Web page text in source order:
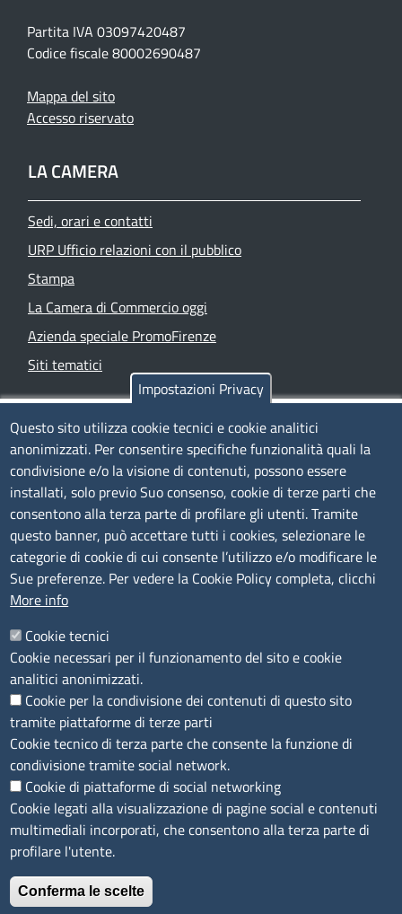
Partita IVA 03097420487
Codice fiscale 80002690487
Mappa del sito
Accesso riservato
LA CAMERA
Sedi, orari e contatti
URP Ufficio relazioni con il pubblico
Stampa
La Camera di Commercio oggi
Azienda speciale PromoFirenze
Siti tematici
TRASPARENZA
Albo Online
Amministrazione trasparente
Bandi e concorsi
Segnalazioni Whistleblowing
Accessibilità
IBAN e pagamenti informatici
Informative privacy e cookie
Verifiche PA
Attuazione misure PNRR
Modulistica
SEGUICI SU
Impostazioni Privacy
Questo sito utilizza cookie tecnici e cookie analitici
anonimizzati. Per consentire specifiche funzionalità quali la
condivisione e/o la visione di contenuti, possono essere
installati, solo previo Suo consenso, cookie di terze parti che
consentono alla terza parte di profilare gli utenti. Tramite
questo banner, può accettare tutti i cookies, selezionare le
categorie di cookie di cui consente l’utilizzo e/o modificare le
Sue preferenze. Per vedere la Cookie Policy completa, clicchi
More info
Cookie tecnici
Cookie necessari per il funzionamento del sito e cookie
analitici anonimizzati.
Cookie per la condivisione dei contenuti di questo sito
tramite piattaforme di terze parti
Cookie tecnico di terza parte che consente la funzione di
condivisione tramite social network.
Cookie di piattaforme di social networking
Cookie legati alla visualizzazione di pagine social e contenuti
multimediali incorporati, che consentono alla terza parte di
profilare l'utente.
Conferma le scelte